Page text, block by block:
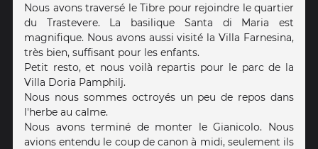
Nous avons traversé le Tibre pour rejoindre le quartier
du Trastevere. La basilique Santa di Maria est
magnifique. Nous avons aussi visité la Villa Farnesina,
très bien, suffisant pour les enfants.
Petit resto, et nous voilà repartis pour le parc de la
Villa Doria Pamphilj.
Nous nous sommes octroyés un peu de repos dans
l'herbe au calme.
Nous avons terminé de monter le Gianicolo. Nous
avions entendu le coup de canon à midi, seulement ils